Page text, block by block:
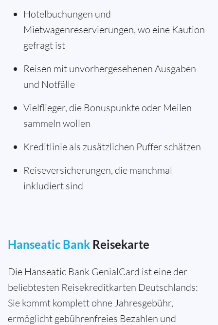
Hotelbuchungen und
Mietwagenreservierungen, wo eine Kaution
gefragt ist
Reisen mit unvorhergesehenen Ausgaben
und Notfälle
Vielflieger, die Bonuspunkte oder Meilen
sammeln wollen
Kreditlinie als zusätzlichen Puffer schätzen
Reiseversicherungen, die manchmal
inkludiert sind
Hanseatic Bank Reisekarte
Die Hanseatic Bank GenialCard ist eine der
beliebtesten Reisekreditkarten Deutschlands:
Sie kommt komplett ohne Jahresgebühr,
ermöglicht gebührenfreies Bezahlen und